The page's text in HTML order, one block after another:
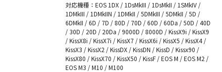
対応機種：EOS 1DX / 1DsMkIII / 1DsMkII / 1SMkIV /
1DMkIII / 1DMkIIN / 1DMkII / 5DMkIII / 5DMkII / 5D /
6DMkII / 6D / 7D / 80D / 70D / 60D / 60Da / 50D / 40D
/ 30D / 20D / 20Da / 9000D / 8000D / KissX9i / KissX9
/ KissX8i / KissX7i / KissX7 / KissX6i / KissX5 / KissX4 /
KissX3 / KissX2 / KissDX / KissDN / KissD / Kissx90 /
KissX80 / KissX70 / KissX50 / KissF / EOS M / EOS M2 /
EOS M3 / M10 / M100